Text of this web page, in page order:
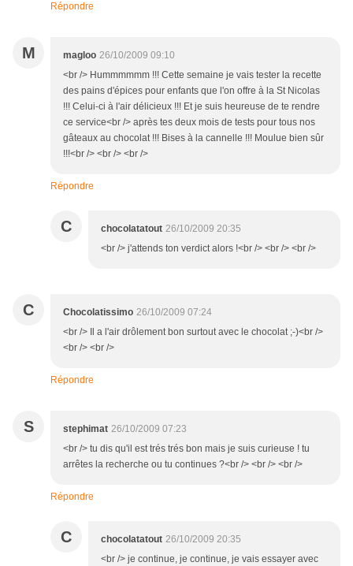
Répondre
M magloo 26/10/2009 09:10
<br /> Hummmmmm !!! Cette semaine je vais tester la recette
des pains d'épices pour enfants que l'on offre à la St Nicolas
!!! Celui-ci à l'air délicieux !!! Et je suis heureuse de te rendre
ce service<br /> après tes deux mois de tests pour tous nos
gâteaux au chocolat !!! Bises à la cannelle !!! Moulue bien sûr
!!!<br /> <br /> <br />
Répondre
C chocolatatout 26/10/2009 20:35
<br /> j'attends ton verdict alors !<br /> <br /> <br />
C Chocolatissimo 26/10/2009 07:24
<br /> Il a l'air drôlement bon surtout avec le chocolat ;-)<br />
<br /> <br />
Répondre
S stephimat 26/10/2009 07:23
<br /> tu dis qu'il est trés trés bon mais je suis curieuse ! tu
arrêtes la recherche ou tu continues ?<br /> <br /> <br />
Répondre
C chocolatatout 26/10/2009 20:35
<br /> je continue, je continue, je vais essayer avec